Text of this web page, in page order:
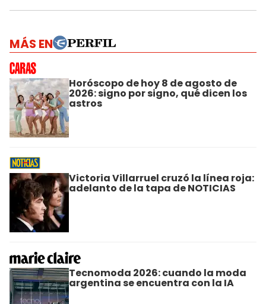
MÁS EN
Horóscopo de hoy 8 de agosto de
2026: signo por signo, qué dicen los
astros
Victoria Villarruel cruzó la línea roja:
adelanto de la tapa de NOTICIAS
Tecnomoda 2026: cuando la moda
argentina se encuentra con la IA